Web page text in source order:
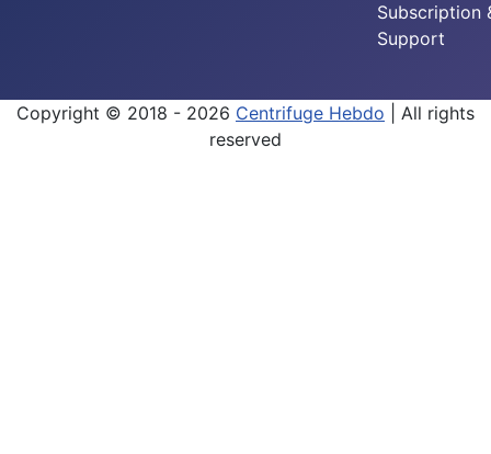
Subscription
Support
Copyright © 2018 - 2026 Centrifuge Hebdo | All rights
reserved